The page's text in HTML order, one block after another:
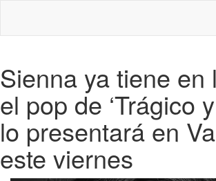
Sienna ya tiene en
el pop de ‘Trágico
lo presentará en
este viernes